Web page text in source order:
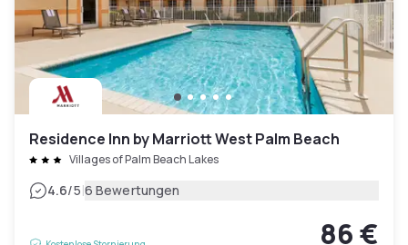
Residence Inn by Marriott West Palm Beach
Villages of Palm Beach Lakes
4.6/5|6 Bewertungen
86 €